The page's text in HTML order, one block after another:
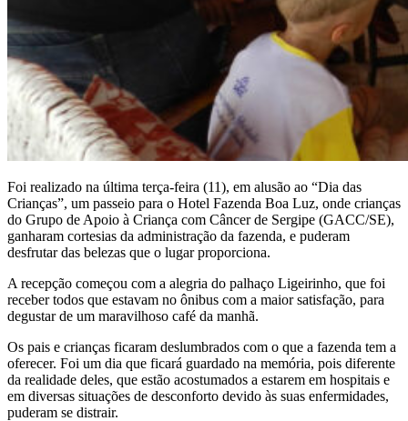
Foi realizado na última terça-feira (11), em alusão ao “Dia das
Crianças”, um passeio para o Hotel Fazenda Boa Luz, onde crianças
do Grupo de Apoio à Criança com Câncer de Sergipe (GACC/SE),
ganharam cortesias da administração da fazenda, e puderam
desfrutar das belezas que o lugar proporciona.
A recepção começou com a alegria do palhaço Ligeirinho, que foi
receber todos que estavam no ônibus com a maior satisfação, para
degustar de um maravilhoso café da manhã.
Os pais e crianças ficaram deslumbrados com o que a fazenda tem a
oferecer. Foi um dia que ficará guardado na memória, pois diferente
da realidade deles, que estão acostumados a estarem em hospitais e
em diversas situações de desconforto devido às suas enfermidades,
puderam se distrair.